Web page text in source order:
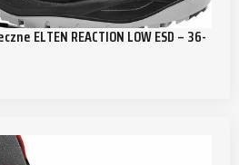
ELTEN REACTION LOW ESD – 36-